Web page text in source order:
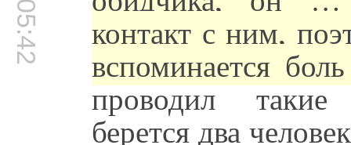
контакт с ним,
вспоминается
проводил
берется два